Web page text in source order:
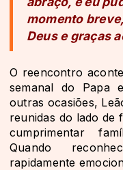
momento
Deus e graças
O reencontro
semanal do Papa
outras ocasiões,
reunidas do lado de
cumprimentar
Quando
rapidamente